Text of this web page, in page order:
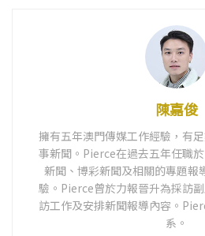
陳嘉俊
擁有五年澳門傳媒工作經驗，有
事新聞。Pierce在過去五年任職
新聞、博彩新聞及相關的專題報
驗。Pierce曾於力報晉升為採訪
訪工作及安排新聞報導內容。
系。